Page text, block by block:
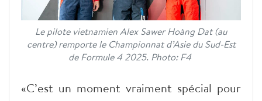
Le pilote vietnamien Alex Sawer Hoàng Dat (au
centre) remporte le Championnat d’Asie du Sud-Est
de Formule 4 2025. Photo: F4
«C’est un moment vraiment spécial pour